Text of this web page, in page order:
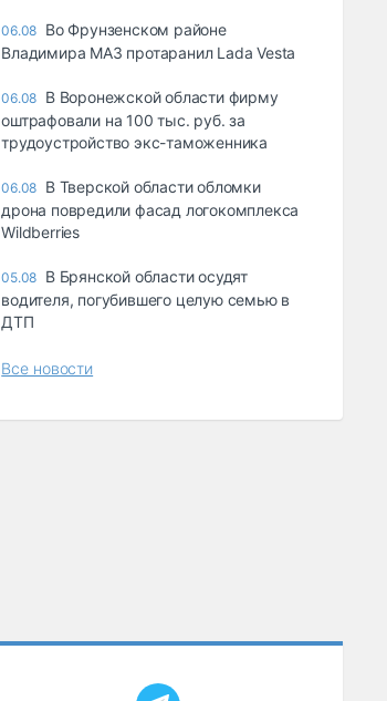
06.08 Во Фрунзенском районе
Владимира МАЗ протаранил Lada Vesta
06.08 В Воронежской области фирму
оштрафовали на 100 тыс. руб. за
трудоустройство экс-таможенника
06.08 В Тверской области обломки
дрона повредили фасад логокомплекса
Wildberries
05.08 В Брянской области осудят
водителя, погубившего целую семью в
ДТП
Все новости